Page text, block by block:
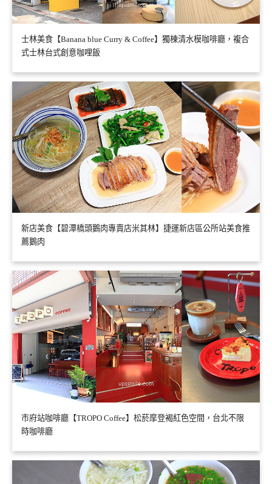
士林美食【Banana blue Curry & Coffee】獨棟清水模咖啡廳，複合
式士林台式創意咖哩飯
新店美食【碧潭橋頭鵝肉專賣店米其林】捷運新店區公所站美食推
薦鵝肉
市府站咖啡廳【TROPO Coffee】松菸摩登褐紅色空間，台北不限
時咖啡廳